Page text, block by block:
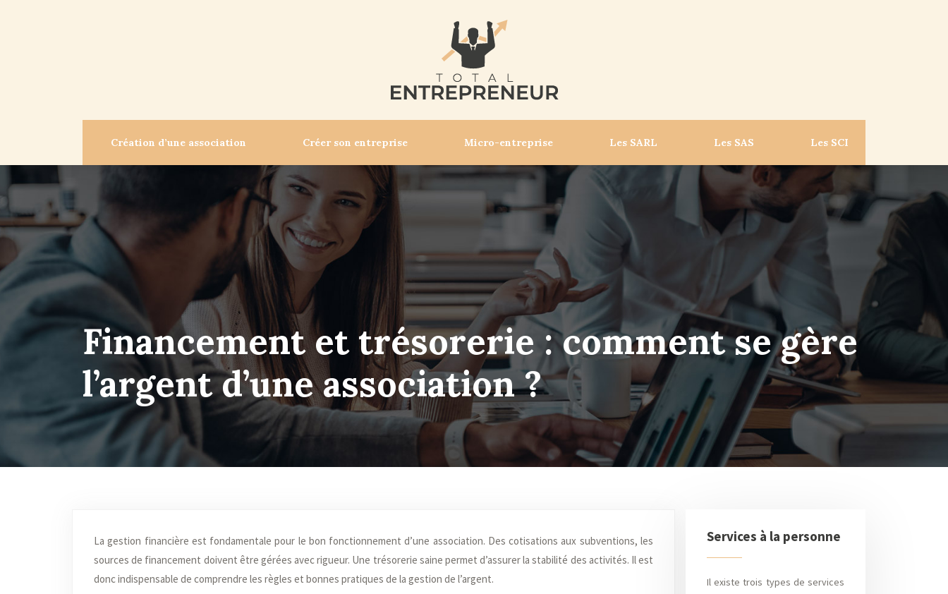
Création d’une association Créer son entreprise Micro-entreprise Les SARL Les SAS Les SCI
Financement et trésorerie : comment se gère
l’argent d’une association ?
La gestion financière est fondamentale pour le bon fonctionnement d’une association. Des cotisations aux subventions, les
sources de financement doivent être gérées avec rigueur. Une trésorerie saine permet d’assurer la stabilité des activités. Il est
donc indispensable de comprendre les règles et bonnes pratiques de la gestion de l’argent.
Services à la personne
Il existe trois types de services